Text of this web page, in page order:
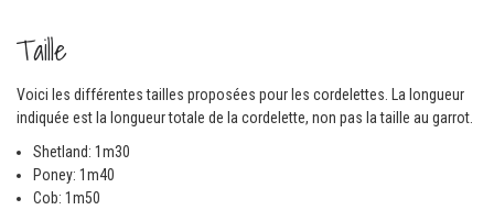
Taille
Voici les différentes tailles proposées pour les cordelettes. La longueur
indiquée est la longueur totale de la cordelette, non pas la taille au garrot.
Shetland: 1m30
Poney: 1m40
Cob: 1m50